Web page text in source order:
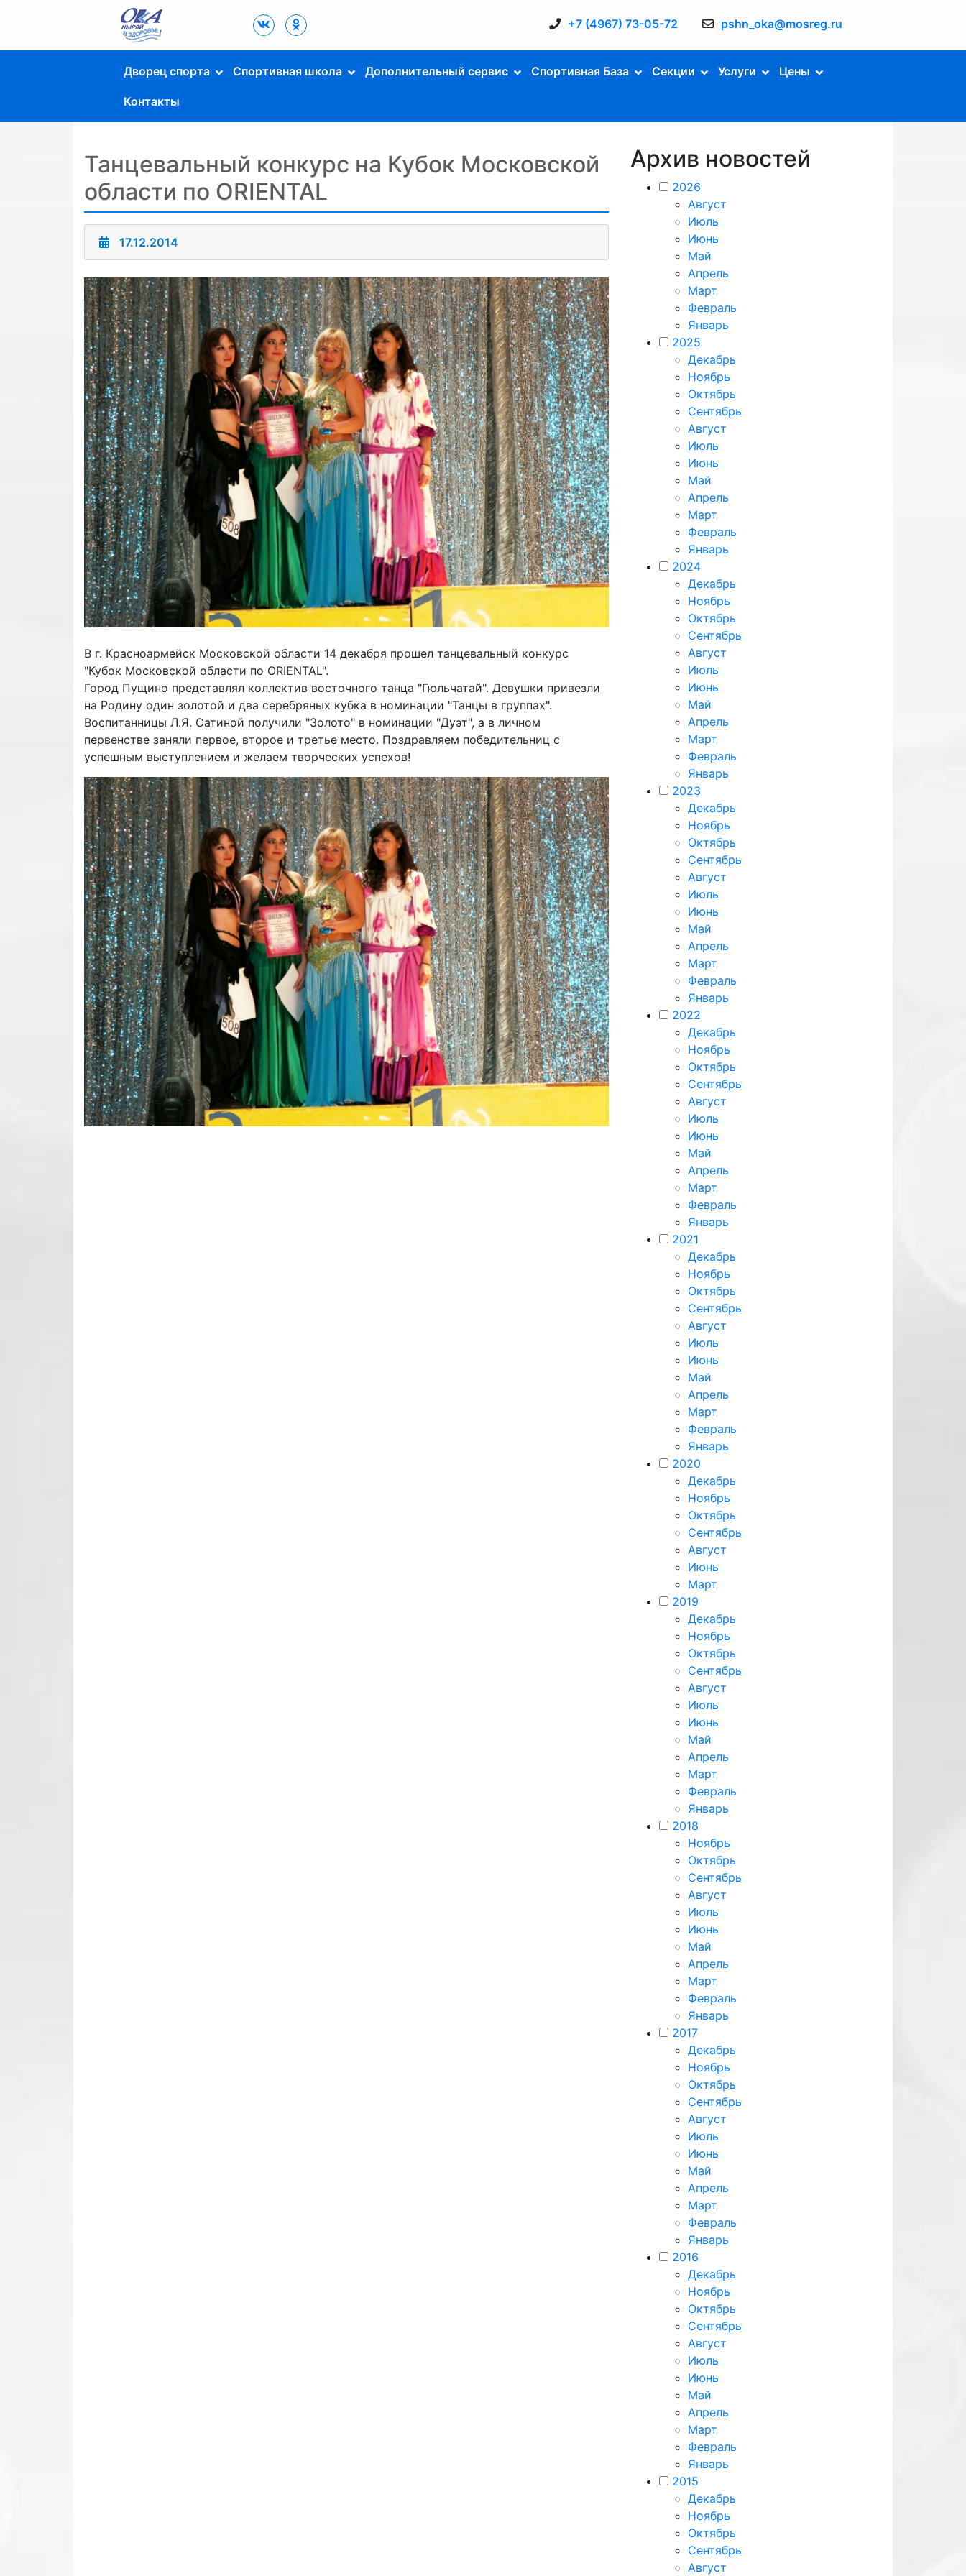
Дворец Спорта
"Ока" г. Пущино
+7 (4967) 73-05-72 pshn_oka@mosreg.ru
Дворец спорта Спортивная школа Дополнительный сервис Спортивная База Секции Услуги Цены
Контакты
Танцевальный конкурс на Кубок Московской
области по ORIENTAL
17.12.2014
В г. Красноармейск Московской области 14 декабря прошел танцевальный конкурс
"Кубок Московской области по ОRIENTAL".
Город Пущино представлял коллектив восточного танца "Гюльчатай". Девушки привезли
на Родину один золотой и два серебряных кубка в номинации "Танцы в группах".
Воспитанницы Л.Я. Сатиной получили "Золото" в номинации "Дуэт", а в личном
первенстве заняли первое, второе и третье место. Поздравляем победительниц с
успешным выступлением и желаем творческих успехов!
Архив новостей
2026
Август
Июль
Июнь
Май
Апрель
Март
Февраль
Январь
2025
Декабрь
Ноябрь
Октябрь
Сентябрь
Август
Июль
Июнь
Май
Апрель
Март
Февраль
Январь
2024
Декабрь
Ноябрь
Октябрь
Сентябрь
Август
Июль
Июнь
Май
Апрель
Март
Февраль
Январь
2023
Декабрь
Ноябрь
Октябрь
Сентябрь
Август
Июль
Июнь
Май
Апрель
Март
Февраль
Январь
2022
Декабрь
Ноябрь
Октябрь
Сентябрь
Август
Июль
Июнь
Май
Апрель
Март
Февраль
Январь
2021
Декабрь
Ноябрь
Октябрь
Сентябрь
Август
Июль
Июнь
Май
Апрель
Март
Февраль
Январь
2020
Декабрь
Ноябрь
Октябрь
Сентябрь
Август
Июнь
Март
2019
Декабрь
Ноябрь
Октябрь
Сентябрь
Август
Июль
Июнь
Май
Апрель
Март
Февраль
Январь
2018
Ноябрь
Октябрь
Сентябрь
Август
Июль
Июнь
Май
Апрель
Март
Февраль
Январь
2017
Декабрь
Ноябрь
Октябрь
Сентябрь
Август
Июль
Июнь
Май
Апрель
Март
Февраль
Январь
2016
Декабрь
Ноябрь
Октябрь
Сентябрь
Август
Июль
Июнь
Май
Апрель
Март
Февраль
Январь
2015
Декабрь
Ноябрь
Октябрь
Сентябрь
Август